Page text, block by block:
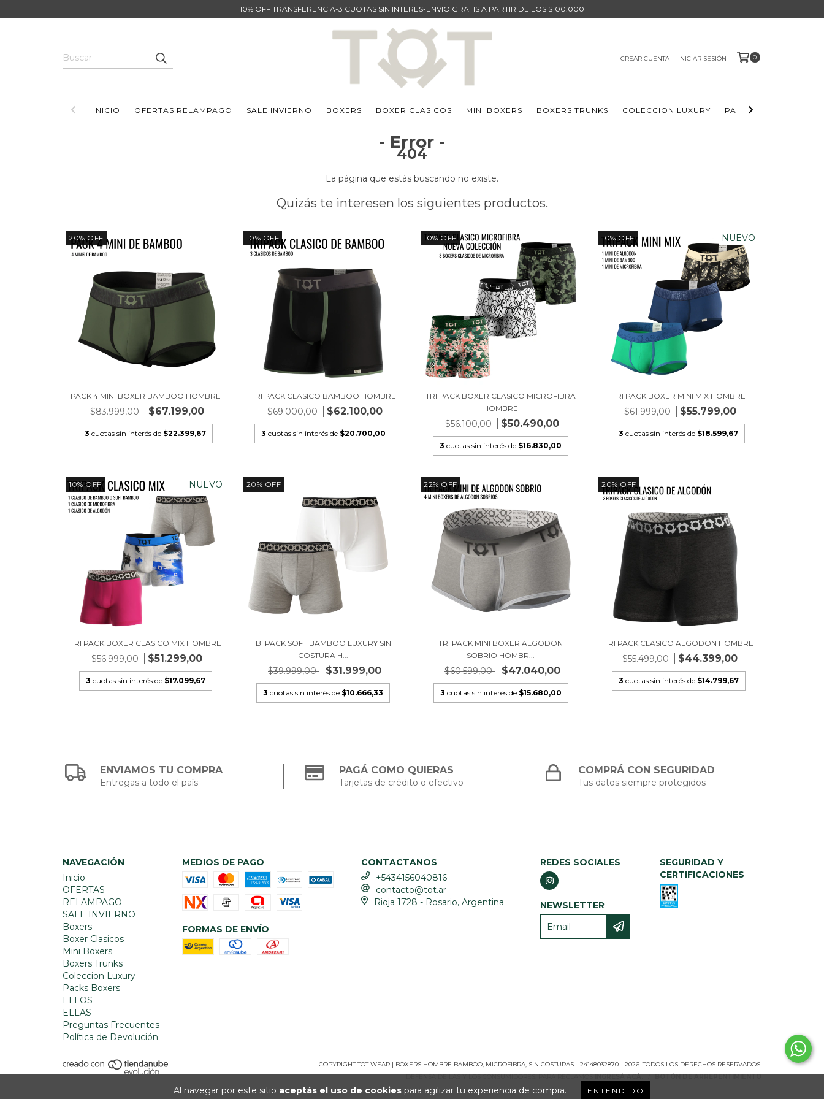
Al navegar por este sitio aceptás el uso de cookies para agilizar tu experiencia de compra. ENTENDIDO
10% OFF TRANSFERENCIA-3 CUOTAS SIN INTERES-ENVIO GRATIS A PARTIR DE LOS $100.000
CREAR CUENTA INICIAR SESIÓN 0
INICIO OFERTAS RELAMPAGO SALE INVIERNO BOXERS BOXER CLASICOS MINI BOXERS BOXERS TRUNKS COLECCION LUXURY PACKS BOXERS
- Error -
404
La página que estás buscando no existe.
Quizás te interesen los siguientes productos.
20%OFF
PACK 4 MINI BOXER BAMBOO HOMBRE
$83.999,00 $67.199,00
3 cuotas sin interés de $22.399,67
10% OFF
TRI PACK CLASICO BAMBOO HOMBRE
$69.000,00 $62.100,00
3 cuotas sin interés de $20.700,00
10%OFF
TRI PACK BOXER CLASICO MICROFIBRA
HOMBRE
$56.100,00 $50.490,00
3 cuotas sin interés de $16.830,00
10%OFF NUEVO
TRI PACK BOXER MINI MIX HOMBRE
$61.999,00 $55.799,00
3 cuotas sin interés de $18.599,67
10%OFF NUEVO
TRI PACK BOXER CLASICO MIX HOMBRE
$56.999,00 $51.299,00
3 cuotas sin interés de $17.099,67
20% OFF
BI PACK SOFT BAMBOO LUXURY SIN
COSTURA H...
$39.999,00 $31.999,00
3 cuotas sin interés de $10.666,33
22%OFF
TRI PACK MINI BOXER ALGODON
SOBRIO HOMBR...
$60.599,00 $47.040,00
3 cuotas sin interés de $15.680,00
20% OFF
TRI PACK CLASICO ALGODON HOMBRE
$55.499,00 $44.399,00
3 cuotas sin interés de $14.799,67
ENVIAMOS TU COMPRA
Entregas a todo el país
PAGÁ COMO QUIERAS
Tarjetas de crédito o efectivo
COMPRÁ CON SEGURIDAD
Tus datos siempre protegidos
NAVEGACIÓN
Inicio
OFERTAS
RELAMPAGO
SALE INVIERNO
Boxers
Boxer Clasicos
Mini Boxers
Boxers Trunks
Coleccion Luxury
Packs Boxers
ELLOS
ELLAS
Preguntas Frecuentes
Política de Devolución
MEDIOS DE PAGO
FORMAS DE ENVÍO
CONTACTANOS
+5434156040816
contacto@tot.ar
Rioja 1728 - Rosario, Argentina
REDES SOCIALES
NEWSLETTER
SEGURIDAD Y
CERTIFICACIONES
COPYRIGHT TOT WEAR | BOXERS HOMBRE BAMBOO, MICROFIBRA, SIN COSTURAS - 24148032870 - 2026. TODOS LOS DERECHOS RESERVADOS.
DEFENSA DE LAS Y LOS CONSUMIDORES. PARA RECLAMOS INGRESÁ ACÁ. / BOTÓN DE ARREPENTIMIENTO